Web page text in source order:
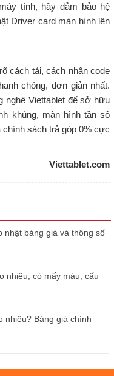
tính, hãy đảm bảo hệ
Driver card màn hình lên
cách tải, cách nhận code
chóng, đơn giản nhất.
nghệ Viettablet để sở hữu
khủng, màn hình tần số
sách trả góp 0% cực
Viettablet.com
nhật bảng giá và thông số
nhiêu, có mấy màu, cấu
nhiêu? Bảng giá chính